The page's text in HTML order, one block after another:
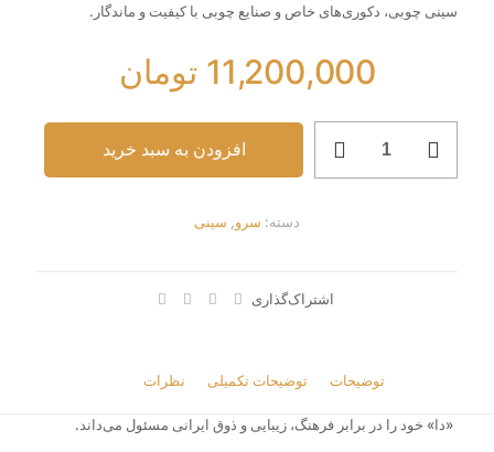
سینی چوبی، دکوری‌های خاص و صنایع چوبی با کیفیت و ماندگار.
11,200,000 تومان
افزودن به سبد خرید
دسته: سرو سینی
اشتراک‌گذاری
توضیحات توضیحات تکمیلی نظرات
«دا» خود را در برابر فرهنگ، زیبایی و ذوق ایرانی مسئول می‌داند.